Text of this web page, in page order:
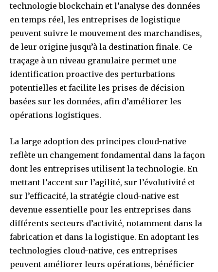
technologie blockchain et l’analyse des données
en temps réel, les entreprises de logistique
peuvent suivre le mouvement des marchandises,
de leur origine jusqu’à la destination finale. Ce
traçage à un niveau granulaire permet une
identification proactive des perturbations
potentielles et facilite les prises de décision
basées sur les données, afin d’améliorer les
opérations logistiques.
La large adoption des principes cloud-native
reflète un changement fondamental dans la façon
dont les entreprises utilisent la technologie. En
mettant l’accent sur l’agilité, sur l’évolutivité et
sur l’efficacité, la stratégie cloud-native est
devenue essentielle pour les entreprises dans
différents secteurs d’activité, notamment dans la
fabrication et dans la logistique. En adoptant les
technologies cloud-native, ces entreprises
peuvent améliorer leurs opérations, bénéficier